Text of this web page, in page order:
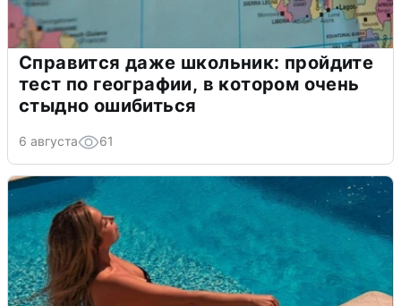
Справится даже школьник: пройдите
тест по географии, в котором очень
стыдно ошибиться
6 августа 61